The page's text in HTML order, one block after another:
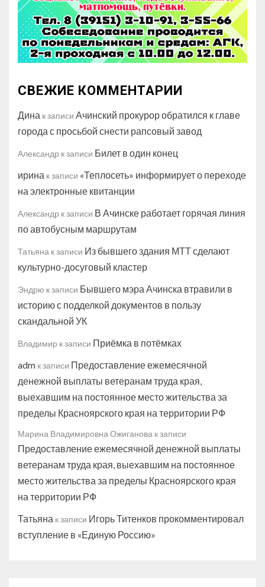
СВЕЖИЕ КОММЕНТАРИИ
Дина к записи Ачинский прокурор обратился к главе
города с просьбой снести рапсовый завод
Александр к записи Билет в один конец
ирина к записи «Теплосеть» информирует о переходе
на электронные квитанции
Александр к записи В Ачинске работает горячая линия
по автобусным маршрутам
Татьяна к записи Из бывшего здания МТТ сделают
культурно-досуговый кластер
Эндрю к записи Бывшего мэра Ачинска втравили в
историю с подделкой документов в пользу
скандальной УК
Владимир к записи Приёмка в потёмках
adm к записи Предоставление ежемесячной
денежной выплаты ветеранам труда края,
выехавшим на постоянное место жительства за
пределы Красноярского края на территории РФ
Марина Владимировна Ожиганова к записи
Предоставление ежемесячной денежной выплаты
ветеранам труда края, выехавшим на постоянное
место жительства за пределы Красноярского края
на территории РФ
Татьяна к записи Игорь Титенков прокомментировал
вступление в «Единую Россию»